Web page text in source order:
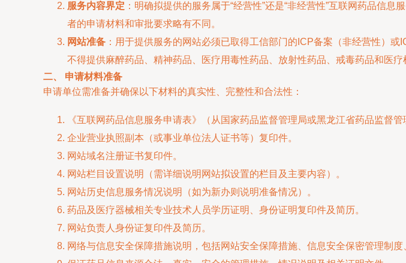
服务内容界定 ：明确拟提供的服务属于“经营性”还是“非经营性”互联网药品信
者的申请材料和审批要求略有不同。
网站准备 ：用于提供服务的网站必须已取得工信部门的ICP备案（非经营性）
不得提供麻醉药品、精神药品、医疗用毒性药品、放射性药品、戒毒药品和医疗
二、 申请材料准备
申请单位需准备并确保以下材料的真实性、完整性和合法性：
《互联网药品信息服务申请表》（从国家药品监督管理局或黑龙江省药品监督管
企业营业执照副本（或事业单位法人证书等）复印件。
网站域名注册证书复印件。
网站栏目设置说明（需详细说明网站拟设置的栏目及主要内容）。
网站历史信息服务情况说明（如为新办则说明准备情况）。
药品及医疗器械相关专业技术人员学历证明、身份证明复印件及简历。
网站负责人身份证复印件及简历。
网络与信息安全保障措施说明，包括网站安全保障措施、信息安全保密管理制度